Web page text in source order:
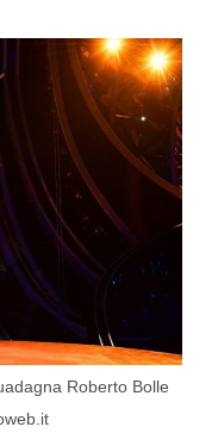
Roberto Bolle